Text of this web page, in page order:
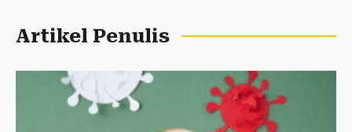
Artikel Penulis